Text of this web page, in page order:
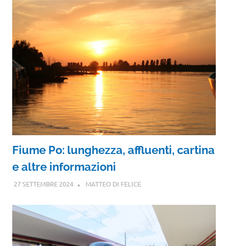
Fiume Po: lunghezza, affluenti, cartina
e altre informazioni
27 SETTEMBRE 2024 MATTEO DI FELICE